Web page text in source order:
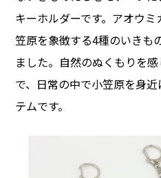
キーホルダーです。アオウ
笠原を象徴する4種のいきも
ました。自然のぬくもりを
で、日常の中で小笠原を身
テムです。